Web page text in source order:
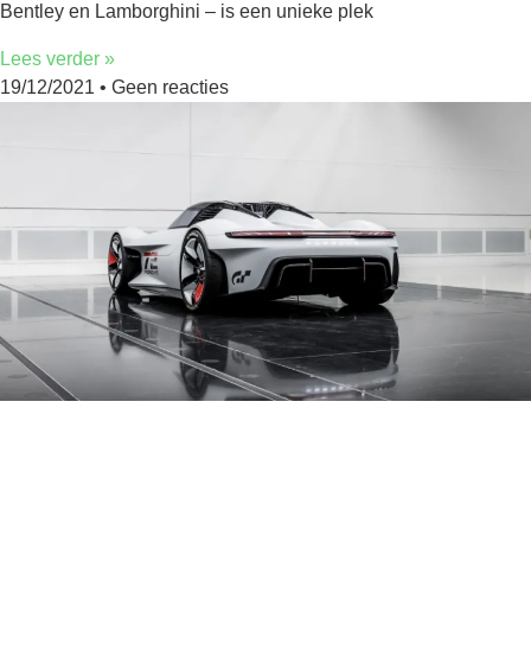
Bentley en Lamborghini – is een unieke plek
Lees verder »
19/12/2021
Geen reacties